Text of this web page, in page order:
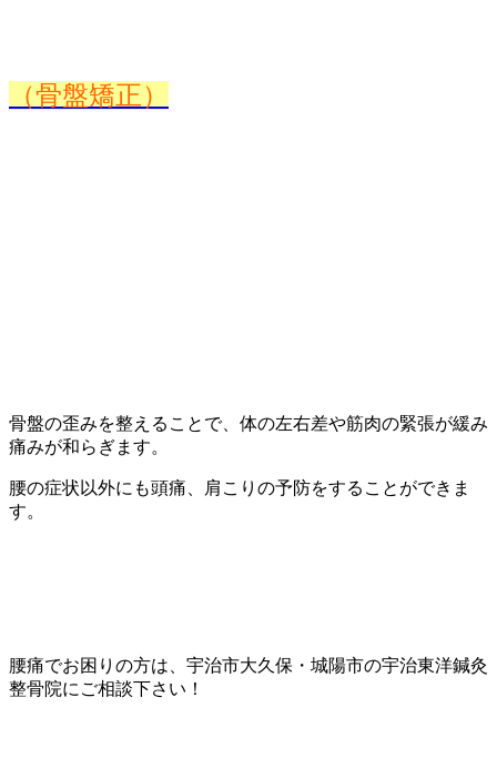
（骨盤矯正）
骨盤の歪みを整えることで、体の左右差や筋肉の緊張が緩み
痛みが和らぎます。
腰の症状以外にも頭痛、肩こりの予防をすることができま
す。
腰痛でお困りの方は、宇治市大久保・城陽市の宇治東洋鍼灸
整骨院にご相談下さい！